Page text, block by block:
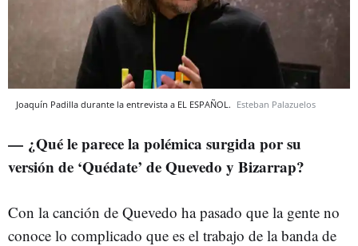
Joaquín Padilla durante la entrevista a EL ESPAÑOL. Esteban Palazuelos
— ¿Qué le parece la polémica surgida por su
versión de ‘Quédate’ de Quevedo y Bizarrap?
Con la canción de Quevedo ha pasado que la gente no
conoce lo complicado que es el trabajo de la banda de